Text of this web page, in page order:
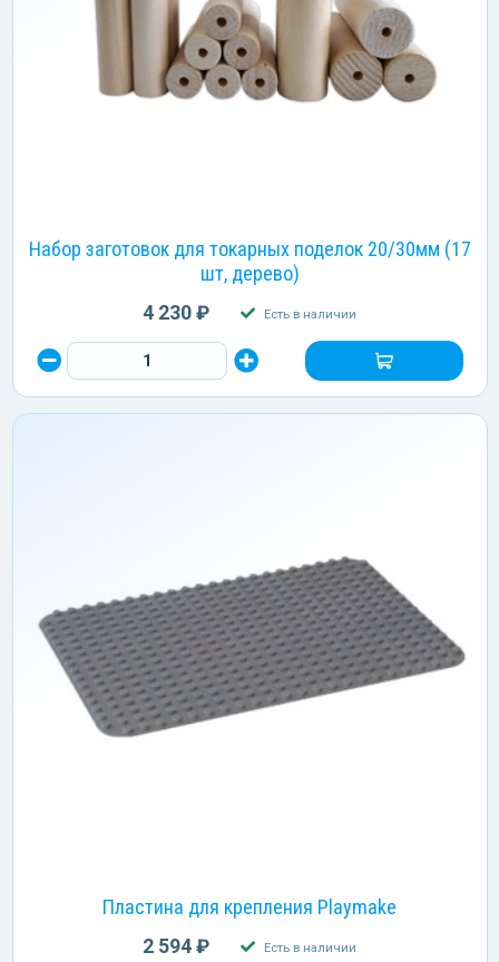
Набор заготовок для токарных поделок 20/30мм (17
шт, дерево)
4 230 ₽ Есть в наличии
Пластина для крепления Playmake
2 594 ₽ Есть в наличии